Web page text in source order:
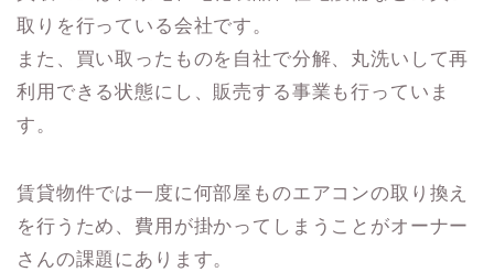
取りを行っている会社です。
また、買い取ったものを自社で分解、丸洗いして再
利用できる状態にし、販売する事業も行っていま
す。
賃貸物件では一度に何部屋ものエアコンの取り換え
を行うため、費用が掛かってしまうことがオーナー
さんの課題にあります。